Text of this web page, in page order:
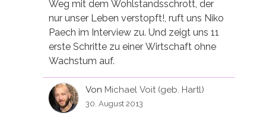
Weg mit dem Wohlstandsschrott, der
nur unser Leben verstopft!, ruft uns Niko
Paech im Interview zu. Und zeigt uns 11
erste Schritte zu einer Wirtschaft ohne
Wachstum auf.
Von Michael Voit (geb. Hartl)
30. August 2013